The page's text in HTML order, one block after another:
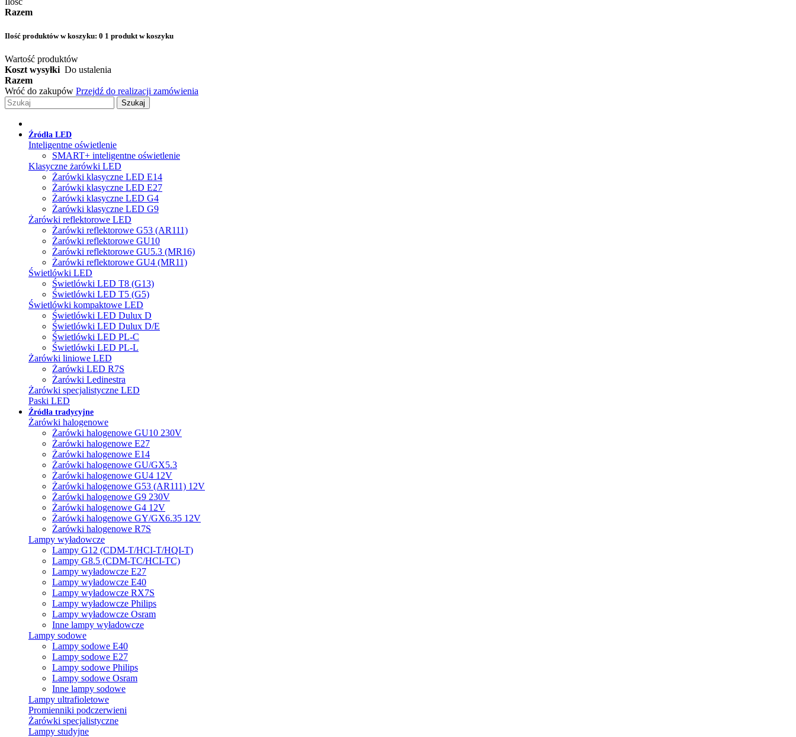
Razem
Ilość produktów w koszyku: 0 1 produkt w koszyku
Wartość produktów
Koszt wysyłki Do ustalenia
Razem
Wróć do zakupów Przejdź do realizacji zamówienia
Szukaj
Źródła LED
Inteligentne oświetlenie
SMART+ inteligentne oświetlenie
Klasyczne żarówki LED
Żarówki klasyczne LED E14
Żarówki klasyczne LED E27
Żarówki klasyczne LED G4
Żarówki klasyczne LED G9
Żarówki reflektorowe LED
Żarówki reflektorowe G53 (AR111)
Żarówki reflektorowe GU10
Żarówki reflektorowe GU5.3 (MR16)
Żarówki reflektorowe GU4 (MR11)
Świetlówki LED
Świetlówki LED T8 (G13)
Świetlówki LED T5 (G5)
Świetlówki kompaktowe LED
Świetlówki LED Dulux D
Świetlówki LED Dulux D/E
Świetlówki LED PL-C
Świetlówki LED PL-L
Żarówki liniowe LED
Żarówki LED R7S
Żarówki Ledinestra
Żarówki specjalistyczne LED
Paski LED
Źródła tradycyjne
Żarówki halogenowe
Żarówki halogenowe GU10 230V
Żarówki halogenowe E27
Żarówki halogenowe E14
Żarówki halogenowe GU/GX5.3
Żarówki halogenowe GU4 12V
Żarówki halogenowe G53 (AR111) 12V
Żarówki halogenowe G9 230V
Żarówki halogenowe G4 12V
Żarówki halogenowe GY/GX6.35 12V
Żarówki halogenowe R7S
Lampy wyładowcze
Lampy G12 (CDM-T/HCI-T/HQI-T)
Lampy G8.5 (CDM-TC/HCI-TC)
Lampy wyładowcze E27
Lampy wyładowcze E40
Lampy wyładowcze RX7S
Lampy wyładowcze Philips
Lampy wyładowcze Osram
Inne lampy wyładowcze
Lampy sodowe
Lampy sodowe E40
Lampy sodowe E27
Lampy sodowe Philips
Lampy sodowe Osram
Inne lampy sodowe
Lampy ultrafioletowe
Promienniki podczerwieni
Żarówki specjalistyczne
Lampy studyjne